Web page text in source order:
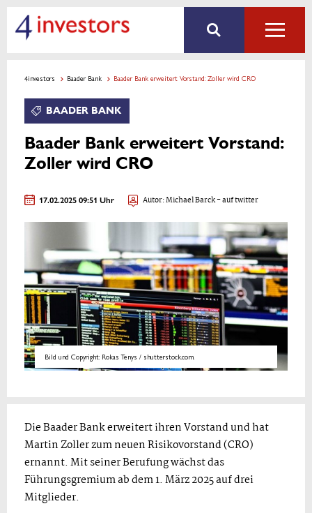
4investors Baader Bank Baader Bank erweitert Vorstand: Zoller wird CRO
BAADER BANK
Baader Bank erweitert Vorstand:
Zoller wird CRO
17.02.2025 09:51 Uhr Autor:Michael Barck- auf twitter
Bild und Copyright: Rokas Tenys / shutterstock.com.
Die Baader Bank erweitert ihren Vorstand und hat
Martin Zoller zum neuen Risikovorstand (CRO)
ernannt. Mit seiner Berufung wächst das
Führungsgremium ab dem 1. März 2025 auf drei
Mitglieder.